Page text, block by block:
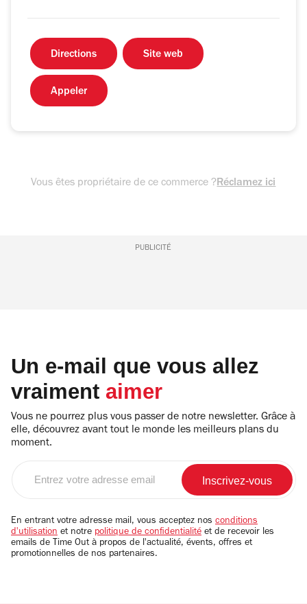
Directions Site web
Appeler
Vous êtes propriétaire de ce commerce ?Réclamez ici
PUBLICITÉ
Un e-mail que vous allez
vraiment aimer
Vous ne pourrez plus vous passer de notre newsletter. Grâce à
elle, découvrez avant tout le monde les meilleurs plans du
moment.
email
En entrant votre adresse mail, vous acceptez nos conditions
d'utilisation et notre politique de confidentialité et de recevoir les
emails de Time Out à propos de l'actualité, évents, offres et
promotionnelles de nos partenaires.